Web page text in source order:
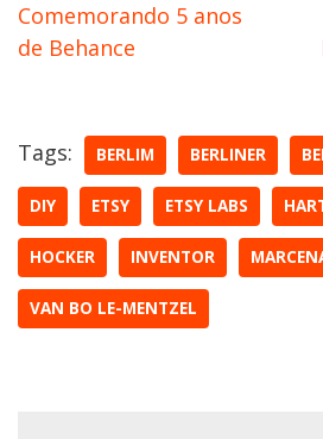
Comemorando 5 anos
de Behance
Tags: BERLIM BERLINER
DIY ETSY ETSY LABS
HOCKER INVENTOR
VAN BO LE-MENTZEL